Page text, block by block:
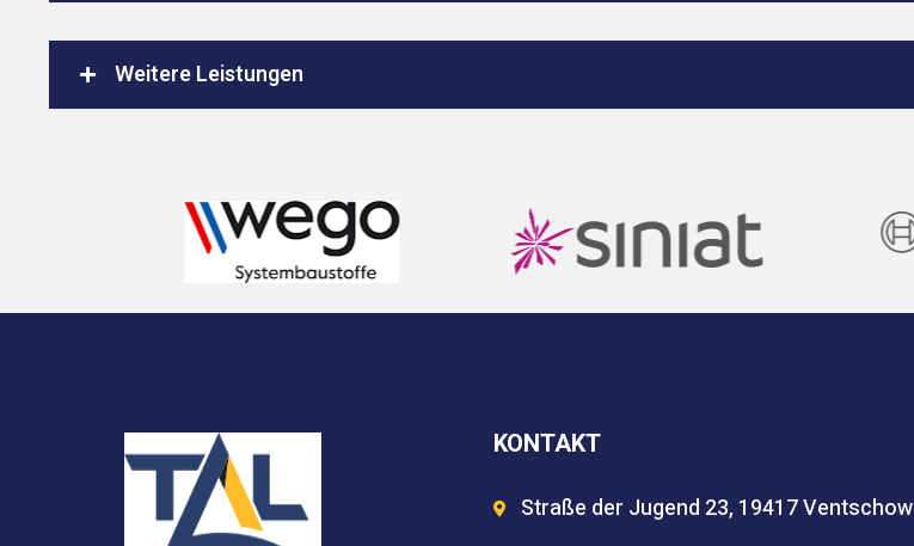
Weitere Leistungen
KONTAKT
Straße der Jugend 23, 19417 Ventschow